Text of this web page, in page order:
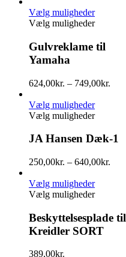
Vælg muligheder
Vælg muligheder
Gulvreklame til
Yamaha
624,00kr. – 749,00kr.
Vælg muligheder
Vælg muligheder
JA Hansen Dæk-1
250,00kr. – 640,00kr.
Vælg muligheder
Vælg muligheder
Beskyttelsesplade til
Kreidler SORT
389,00kr.